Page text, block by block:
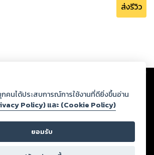
ส่งรีวิว
ปโหลดผ่านเว็บไซต์และปรากฏว่าละเมิดสิทธิใน
คลอื่นหรือขัดต่อกฎหมายและศีลธรรม ดังนั้น ผู้อ่าน
ในการกลั่นกรองด้วยตนเอง และหากท่านพบว่าส่วน
ละศีลธรรม กรุณาแจ้งมายังบริษัท เพื่อทีมงานจะได้
างสตอรี่ล็อกขอสงวนลิขสิทธิ์ตามพระราชบัญญัติ
สุด)
กคนได้ประสบการณ์การใช้งานที่ดียิ่งขึ้นอ่าน
Policy) และ (Cookie Policy)
ยอมรับ